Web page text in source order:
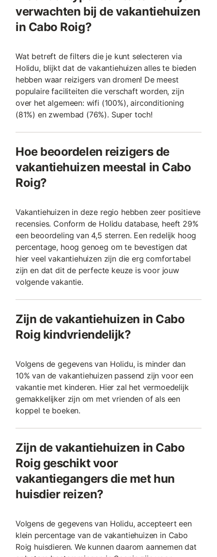
verwachten bij de vakantiehuizen
in Cabo Roig?
Wat betreft de filters die je kunt selecteren via
Holidu, blijkt dat de vakantiehuizen alles te bieden
hebben waar reizigers van dromen! De meest
populaire faciliteiten die verschaft worden, zijn
over het algemeen: wifi (100%), airconditioning
(81%) en zwembad (76%). Super toch!
Hoe beoordelen reizigers de
vakantiehuizen meestal in Cabo
Roig?
Vakantiehuizen in deze regio hebben zeer positieve
recensies. Conform de Holidu database, heeft 29%
een beoordeling van 4,5 sterren. Een redelijk hoog
percentage, hoog genoeg om te bevestigen dat
hier veel vakantiehuizen zijn die erg comfortabel
zijn en dat dit de perfecte keuze is voor jouw
volgende vakantie.
Zijn de vakantiehuizen in Cabo
Roig kindvriendelijk?
Volgens de gegevens van Holidu, is minder dan
10% van de vakantiehuizen passend zijn voor een
vakantie met kinderen. Hier zal het vermoedelijk
gemakkelijker zijn om met vrienden of als een
koppel te boeken.
Zijn de vakantiehuizen in Cabo
Roig geschikt voor
vakantiegangers die met hun
huisdier reizen?
Volgens de gegevens van Holidu, accepteert een
klein percentage van de vakantiehuizen in Cabo
Roig huisdieren. We kunnen daarom aannemen dat